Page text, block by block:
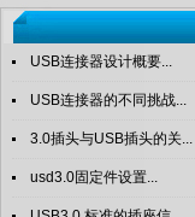
USB连接器设计概要...
USB连接器的不同挑战...
3.0插头与USB插头的关...
usd3.0固定件设置...